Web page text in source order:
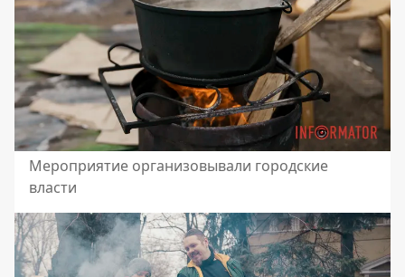
Мероприятие организовывали городские
власти